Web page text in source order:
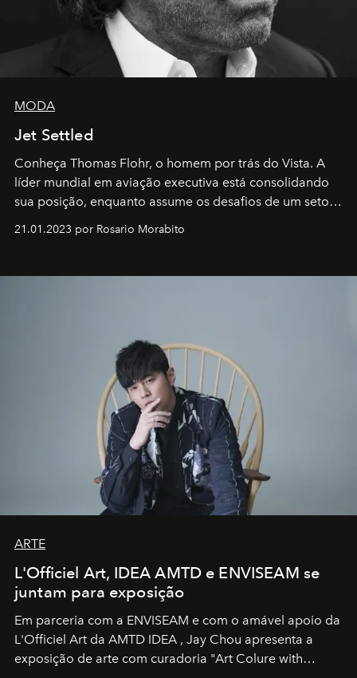
MODA
Jet Settled
Conheça Thomas Flohr, o homem por trás do Vista. A
líder mundial em aviação executiva está consolidando
sua posição, enquanto assume os desafios de um setor
21.01.2023 por Rosario Morabito
ARTE
L'Officiel Art, IDEA AMTD e ENVISEAM se
juntam para exposição
Em parceria com a ENVISEAM e com o amável apoio da
L'Officiel Art da AMTD IDEA , Jay Chou apresenta a
exposição de arte com curadoria "Art Colure with